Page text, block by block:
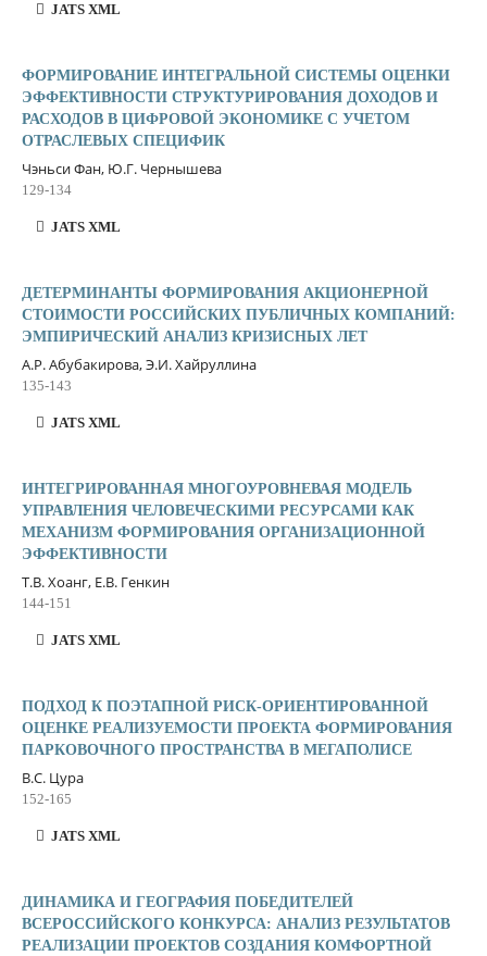
JATS XML
ФОРМИРОВАНИЕ ИНТЕГРАЛЬНОЙ СИСТЕМЫ ОЦЕНКИ
ЭФФЕКТИВНОСТИ СТРУКТУРИРОВАНИЯ ДОХОДОВ И
РАСХОДОВ В ЦИФРОВОЙ ЭКОНОМИКЕ С УЧЕТОМ
ОТРАСЛЕВЫХ СПЕЦИФИК
Чэньси Фан, Ю.Г. Чернышева
129-134
JATS XML
ДЕТЕРМИНАНТЫ ФОРМИРОВАНИЯ АКЦИОНЕРНОЙ
СТОИМОСТИ РОССИЙСКИХ ПУБЛИЧНЫХ КОМПАНИЙ:
ЭМПИРИЧЕСКИЙ АНАЛИЗ КРИЗИСНЫХ ЛЕТ
А.Р. Абубакирова, Э.И. Хайруллина
135-143
JATS XML
ИНТЕГРИРОВАННАЯ МНОГОУРОВНЕВАЯ МОДЕЛЬ
УПРАВЛЕНИЯ ЧЕЛОВЕЧЕСКИМИ РЕСУРСАМИ КАК
МЕХАНИЗМ ФОРМИРОВАНИЯ ОРГАНИЗАЦИОННОЙ
ЭФФЕКТИВНОСТИ
Т.В. Хоанг, Е.В. Генкин
144-151
JATS XML
ПОДХОД К ПОЭТАПНОЙ РИСК-ОРИЕНТИРОВАННОЙ
ОЦЕНКЕ РЕАЛИЗУЕМОСТИ ПРОЕКТА ФОРМИРОВАНИЯ
ПАРКОВОЧНОГО ПРОСТРАНСТВА В МЕГАПОЛИСЕ
В.С. Цура
152-165
JATS XML
ДИНАМИКА И ГЕОГРАФИЯ ПОБЕДИТЕЛЕЙ
ВСЕРОССИЙСКОГО КОНКУРСА: АНАЛИЗ РЕЗУЛЬТАТОВ
РЕАЛИЗАЦИИ ПРОЕКТОВ СОЗДАНИЯ КОМФОРТНОЙ